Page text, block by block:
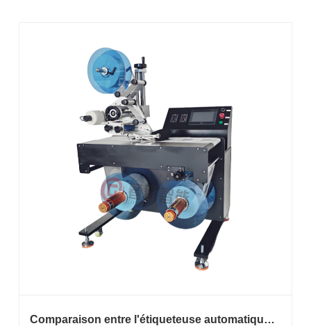
Comparaison entre l'étiqueteuse automatique